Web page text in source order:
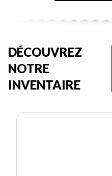
DÉCOUVREZ
NOTRE
INVENTAIRE